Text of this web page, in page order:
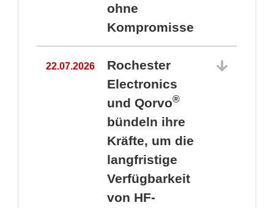
ohne
Kompromisse
22.07.2026
Rochester
Electronics
und Qorvo®
bündeln ihre
Kräfte, um die
langfristige
Verfügbarkeit
von HF-